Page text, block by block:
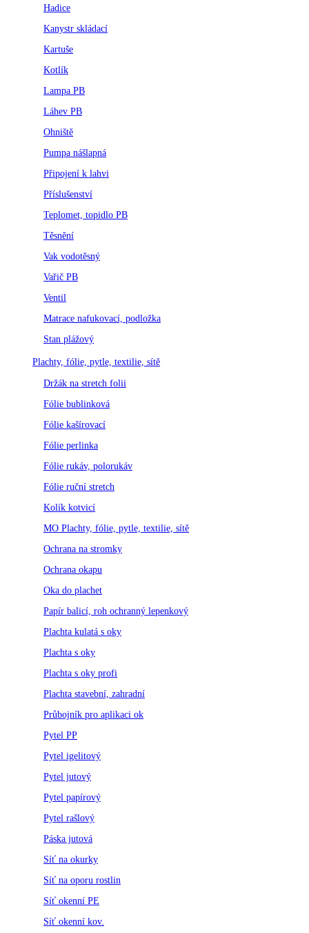
Hadice
Kanystr skládací
Kartuše
Kotlík
Lampa PB
Láhev PB
Ohniště
Pumpa nášlapná
Připojení k lahvi
Příslušenství
Teplomet, topidlo PB
Těsnění
Vak vodotěsný
Vařič PB
Ventil
Matrace nafukovací, podložka
Stan plážový
Plachty, fólie, pytle, textilie, sítě
Držák na stretch folii
Fólie bublinková
Fólie kašírovací
Fólie perlinka
Fólie rukáv, polorukáv
Fólie ruční stretch
Kolík kotvicí
MO Plachty, fólie, pytle, textilie, sítě
Ochrana na stromky
Ochrana okapu
Oka do plachet
Papír balicí, roh ochranný lepenkový
Plachta kulatá s oky
Plachta s oky
Plachta s oky profi
Plachta stavební, zahradní
Průbojník pro aplikaci ok
Pytel PP
Pytel igelitový
Pytel jutový
Pytel papírový
Pytel rašlový
Páska jutová
Síť na okurky
Síť na oporu rostlin
Síť okenní PE
Síť okenní kov.